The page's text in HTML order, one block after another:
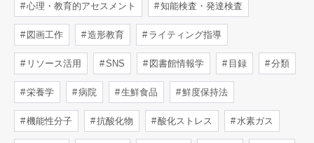
心理・教育的アセスメント 知能検査・発達検査
図画工作 造形教育 ライティング指導
リソース活用 SNS 図書館情報学 目録 分類
栄養学 病院 生鮮食品 鮮度保持法
機能性分子 抗酸化物 酸化ストレス 水素ガス